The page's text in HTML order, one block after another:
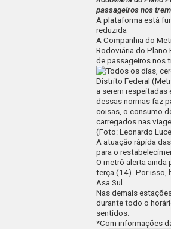
passageiros nos
A plataforma está
reduzida
A Companhia do
Rodoviária do
de passageiros nos
(Foto: Leonardo
A atuação rápida
para o
O metrô alerta
terça (14). Por isso,
Asa Sul.
Nas demais
durante todo o
sentidos.
*Com informações